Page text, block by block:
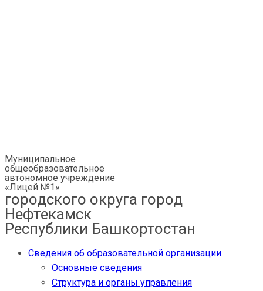
Муниципальное
общеобразовательное
автономное учреждение
«Лицей №1»
городского округа город
Нефтекамск
Республики Башкортостан
Сведения об образовательной организации
Основные сведения
Структура и органы управления